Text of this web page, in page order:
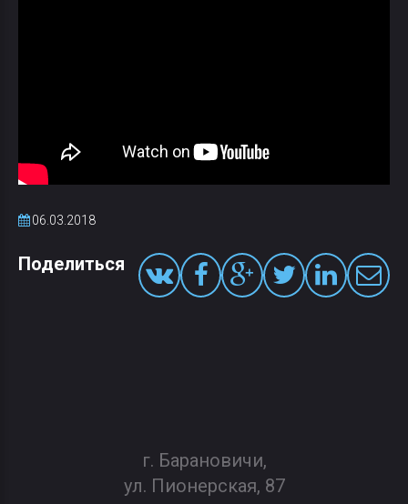
06.03.2018
Поделиться
г. Барановичи,
ул. Пионерская, 87